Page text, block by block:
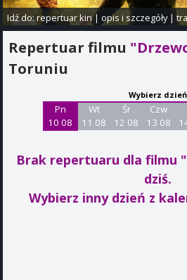
Idź do:repertuar kin|opis i szczegóły|
Repertuar filmu
Toruniu
Wybierz dzień
Pn
10 08
Wt
11 08
Śr
12 08
Czw
13 08
Brak repertuaru dla filmu
dziś.
Wybierz inny dzień z